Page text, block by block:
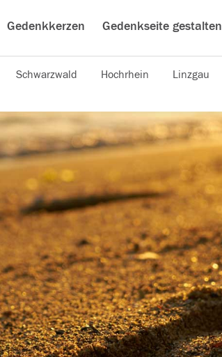
Gedenkkerzen Gedenkseite gestalten
Schwarzwald Hochrhein Linzgau